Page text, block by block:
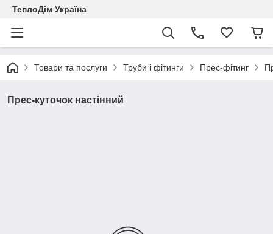
ТеплоДім Україна
Товари та послуги Труби і фітинги Прес-фітинг
Прес-куточок настінний